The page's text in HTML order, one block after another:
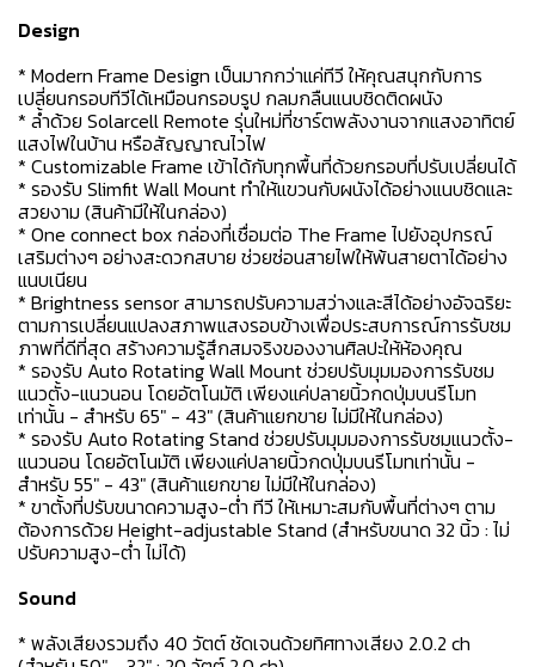
Design
* Modern Frame Design เป็นมากกว่าแค่ทีวี ให้คุณสนุกกับการ
เปลี่ยนกรอบทีวีได้เหมือนกรอบรูป กลมกลืนแนบชิดติดผนัง
* ล้ำด้วย Solarcell Remote รุ่นใหม่ที่ชาร์ตพลังงานจากแสงอาทิตย์
แสงไฟในบ้าน หรือสัญญาณไวไฟ
* Customizable Frame เข้าได้กับทุกพื้นที่ด้วยกรอบที่ปรับเปลี่ยนได้
* รองรับ Slimfit Wall Mount ทำให้แขวนกับผนังได้อย่างแนบชิดและ
สวยงาม (สินค้ามีให้ในกล่อง)
* One connect box กล่องที่เชื่อมต่อ The Frame ไปยังอุปกรณ์
เสริมต่างๆ อย่างสะดวกสบาย ช่วยซ่อนสายไฟให้พ้นสายตาได้อย่าง
แนบเนียน
* Brightness sensor สามารถปรับความสว่างและสีได้อย่างอัจฉริยะ
ตามการเปลี่ยนแปลงสภาพแสงรอบข้างเพื่อประสบการณ์การรับชม
ภาพที่ดีที่สุด สร้างความรู้สึกสมจริงของงานศิลปะให้ห้องคุณ
* รองรับ Auto Rotating Wall Mount ช่วยปรับมุมมองการรับชม
แนวตั้ง-แนวนอน โดยอัตโนมัติ เพียงแค่ปลายนิ้วกดปุ่มบนรีโมท
เท่านั้น - สำหรับ 65" - 43" (สินค้าแยกขาย ไม่มีให้ในกล่อง)
* รองรับ Auto Rotating Stand ช่วยปรับมุมมองการรับชมแนวตั้ง-
แนวนอน โดยอัตโนมัติ เพียงแค่ปลายนิ้วกดปุ่มบนรีโมทเท่านั้น -
สำหรับ 55" - 43" (สินค้าแยกขาย ไม่มีให้ในกล่อง)
* ขาตั้งที่ปรับขนาดความสูง-ต่ำ ทีวี ให้เหมาะสมกับพื้นที่ต่างๆ ตาม
ต้องการด้วย Height-adjustable Stand (สำหรับขนาด 32 นิ้ว : ไม่
ปรับความสูง-ต่ำ ไม่ได้)
Sound
* พลังเสียงรวมถึง 40 วัตต์ ชัดเจนด้วยทิศทางเสียง 2.0.2 ch